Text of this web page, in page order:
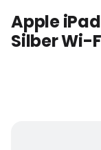
Apple iPad
Silber Wi-